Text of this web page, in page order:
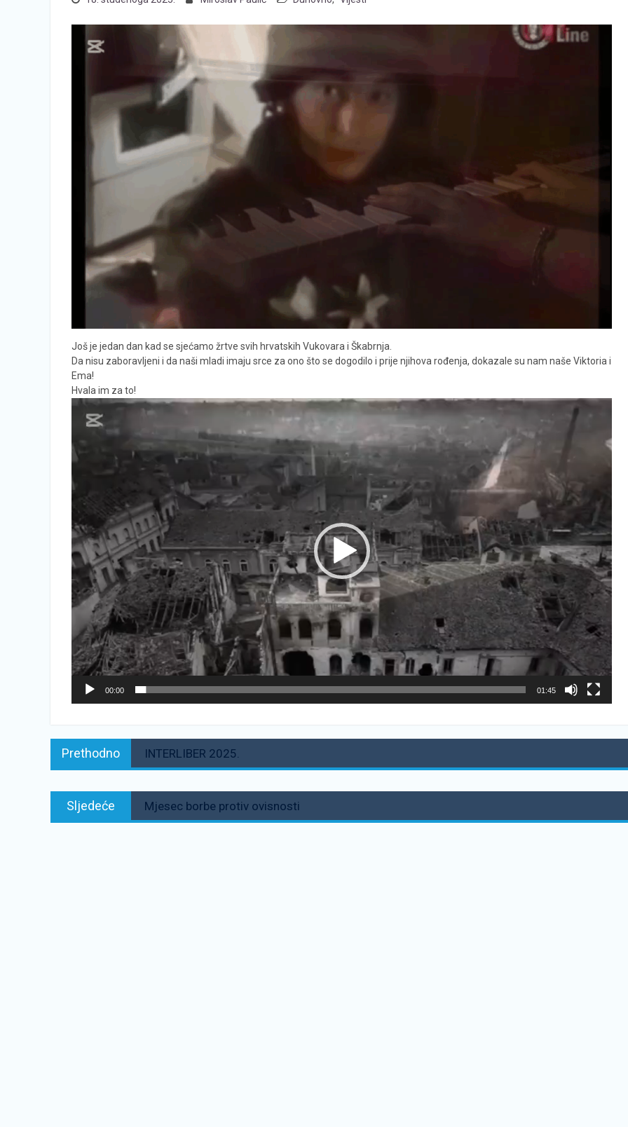
Još je jedan dan kad se sjećamo žrtve svih hrvatskih Vukovara i Škabrnja.
Da nisu zaboravljeni i da naši mladi imaju srce za ono što se dogodilo i prije njihova rođenja, dokazale su nam naše Viktoria i
Ema!
Hvala im za to!
Reproduktor
videozapisa
00:00 01:45
Navigacija
objava
Prethodno INTERLIBER 2025.
Sljedeće Mjesec borbe protiv ovisnosti